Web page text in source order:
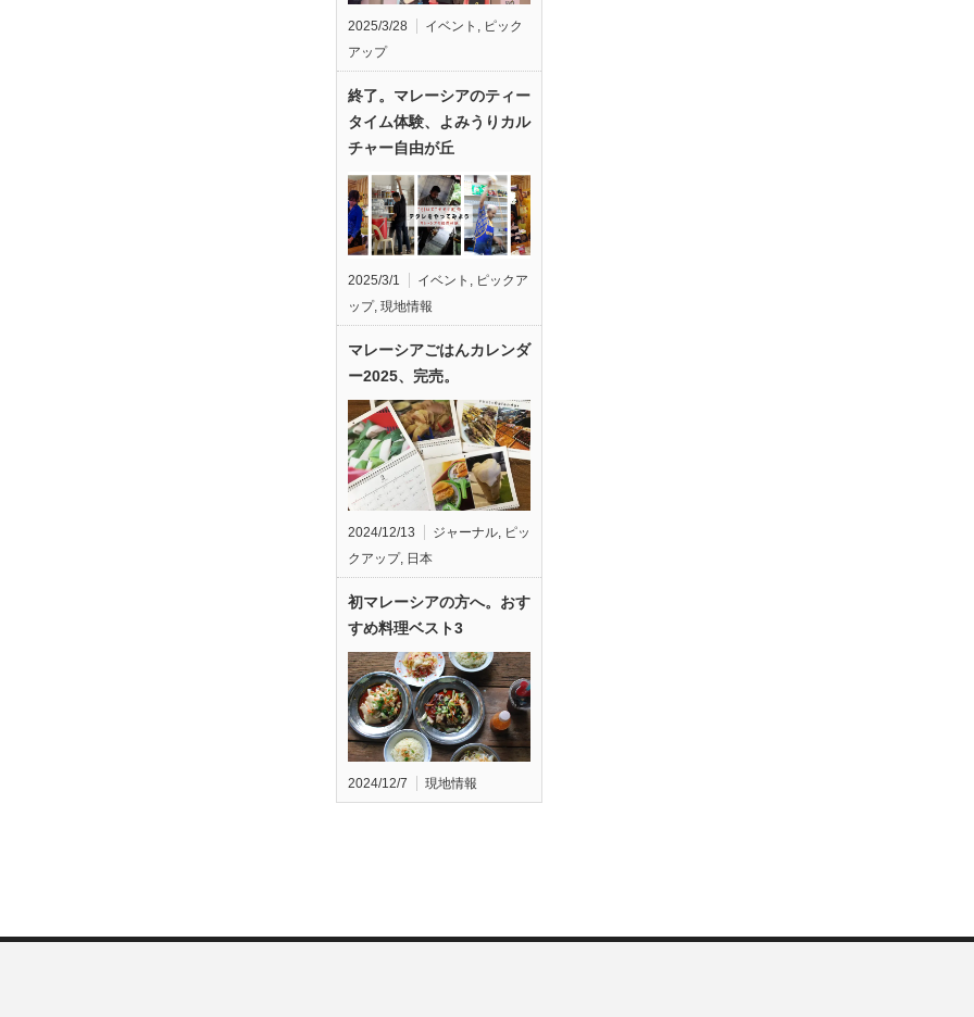
2025/3/28 イベント
ピック
アップ
終了。マレーシアのティー
タイム体験、よみうりカル
チャー自由が丘
2025/3/1 イベント , ピックア
ップ, 現地情報
マレーシアごはんカレンダ
ー2025、完売。
2024/12/13 ジャーナル ピッ
クアップ, 日本
初マレーシアの方へ。おす
すめ料理ベスト3
2024/12/7 現地情報